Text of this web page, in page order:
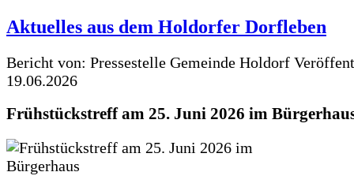
Aktuelles aus dem Holdorfer Dorfleben
Bericht von: Pressestelle Gemeinde Holdorf
19.06.2026
Frühstückstreff am 25. Juni 2026 im